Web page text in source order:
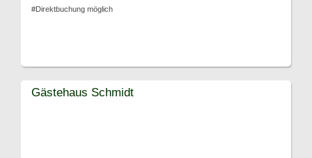
#Direktbuchung möglich
Gästehaus Schmidt